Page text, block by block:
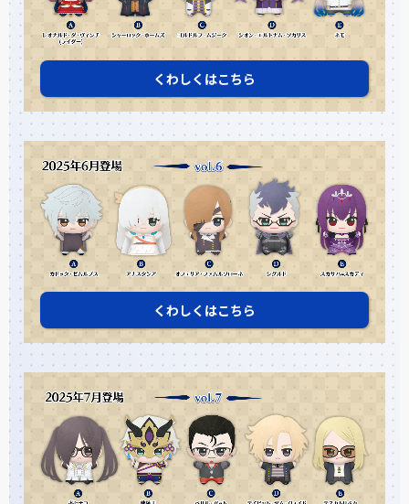
くわしくはこちら
くわしくはこちら